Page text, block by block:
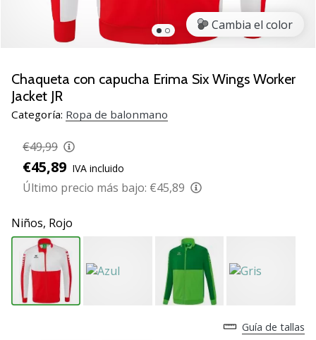
zapatillas
balonmano
Accelerate
NITRO
SQD
5!
las
actualizaciones
técnicas
25. 11. 2024
•
2 min. de lectura
¡Conviértete
Cambia el color
Chaqueta con capucha Erima Six Wings Worker
Jacket JR
Categoría: Ropa de balonmano
€49,99
€45,89 IVA incluido
Último precio más bajo: €45,89
Niños, Rojo
Guía de tallas